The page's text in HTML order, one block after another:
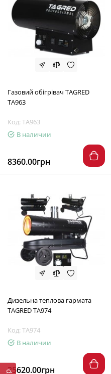
Газовий обігрівач TAGRED
TA963
Код: TA963
В наличии
8360.00грн
Дизельна теплова гармата
TAGRED TA974
Код: TA974
В наличии
25620.00грн